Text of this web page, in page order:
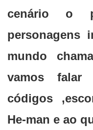
cenário o
personagens
mundo
vamos falar
códigos
He-man e ao